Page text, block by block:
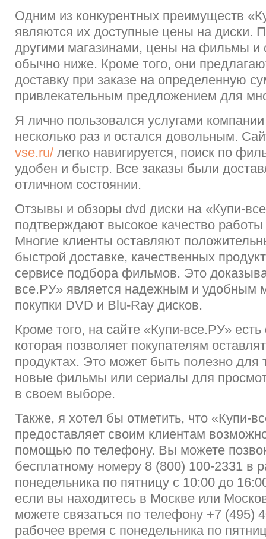
Одним из конкурентных преимуществ
являются их доступные цены на диски.
другими магазинами, цены на фильмы и
обычно ниже. Кроме того, они
доставку при заказе на определенную
привлекательным предложением для
Я лично пользовался услугами
несколько раз и остался довольным.
vse.ru/ легко навигируется, поиск по
удобен и быстр. Все заказы были
отличном состоянии.
Отзывы и обзоры dvd диски на «Купи-
подтверждают высокое качество
Многие клиенты оставляют
быстрой доставке, качественных
сервисе подбора фильмов. Это
все.РУ» является надежным и удобным
покупки DVD и Blu-Ray дисков.
Кроме того, на сайте «Купи-все.РУ»
которая позволяет покупателям
продуктах. Это может быть полезно для
новые фильмы или сериалы для
в своем выборе.
Также, я хотел бы отметить, что «Купи-
предоставляет своим клиентам
помощью по телефону. Вы можете
бесплатному номеру 8 (800) 100-2331 в
понедельника по пятницу с 10:00 до
если вы находитесь в Москве или
можете связаться по телефону +7 (495)
рабочее время с понедельника по